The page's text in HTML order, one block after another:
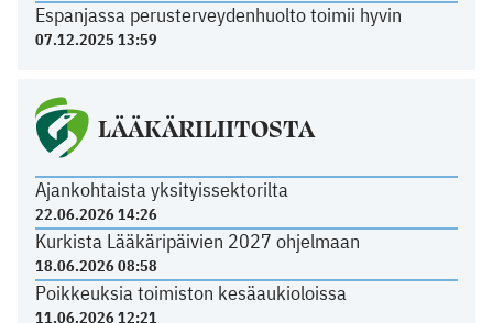
Espanjassa perusterveydenhuolto toimii hyvin
07.12.2025 13:59
LÄÄKÄRILIITOSTA
Ajankohtaista yksityissektorilta
22.06.2026 14:26
Kurkista Lääkäripäivien 2027 ohjelmaan
18.06.2026 08:58
Poikkeuksia toimiston kesäaukioloissa
11.06.2026 12:21